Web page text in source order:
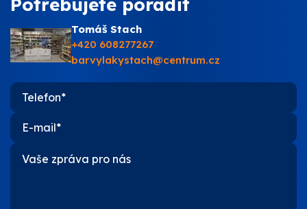
Postupy a návody
O nás
Kontakty
Tomáš Stach
+420 608277267
barvylakystach@centrum.cz